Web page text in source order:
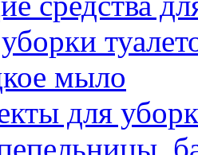
мыло
для